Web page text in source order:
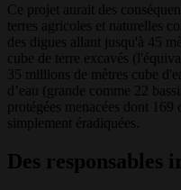
Ce projet aurait des
terres agricoles et naturelles
des digues allant jusqu'à 45
cube de terre excavés
35 millions de mètres cube
d’eau (grande comme 22
protégées menacées dont
simplement éradiquées.
Des responsables